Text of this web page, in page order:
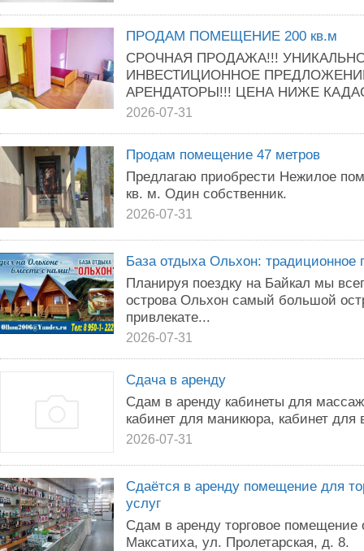
ПРОДАМ ПОМЕЩЕНИЕ 200 кв.м
СРОЧНАЯ ПРОДАЖА!!!
ИНВЕСТИЦИОННОЕ
АРЕНДАТОРЫ!!! ЦЕНА НИЖЕ
2026-07-31
Продам помещение 47 метров
Предлагаю приобрести Нежилое
кв. м. Один собственник.
2026-07-31
База отдыха Ольхон: традиционное
Планируя поездку на Байкал мы
острова Ольхон самый большой
привлекате...
2026-07-31
Сдача в аренду
Сдам в аренду кабинеты для
кабинет для маникюра, кабинет для
2026-07-31
Сдаётся в аренду помещение для
услуг
Сдам в аренду торговое
Максатиха, ул. Пролетарская, д. 8.